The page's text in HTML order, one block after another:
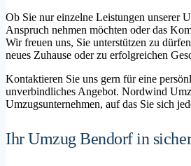
Ob Sie nur einzelne Leistungen unserer
Anspruch nehmen möchten oder das
Wir freuen uns, Sie unterstützen zu
neues Zuhause oder zu erfolgreichen
Kontaktieren Sie uns gern für eine
unverbindliches Angebot. Nordwind
Umzugsunternehmen, auf das Sie sich
Ihr Umzug Bendorf in